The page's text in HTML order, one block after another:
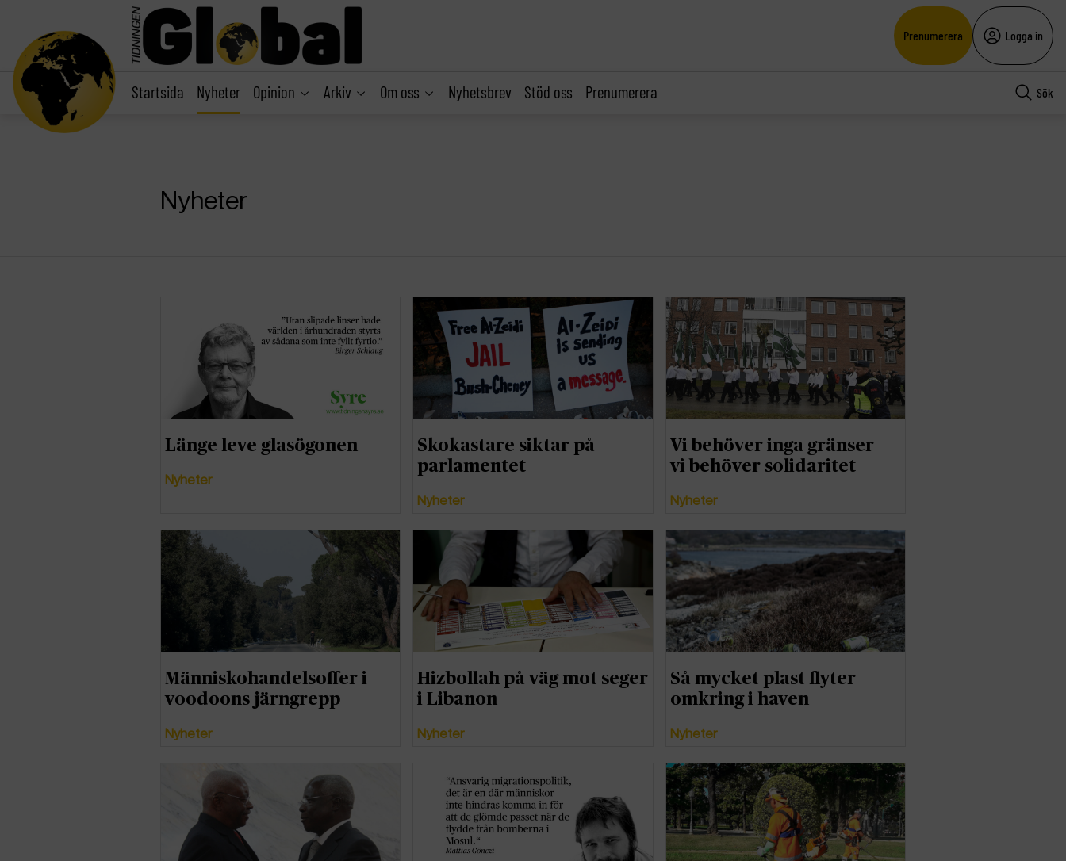
Prenumerera Logga in
Startsida Nyheter Opinion Arkiv Om oss Nyhetsbrev Stöd oss Prenumerera Sök
Nyheter
Länge leve glasögonen
Nyheter
Skokastare siktar på
parlamentet
Nyheter
Vi behöver inga gränser –
vi behöver solidaritet
Nyheter
Människohandelsoffer i
voodoons järngrepp
Nyheter
Hizbollah på väg mot seger
i Libanon
Nyheter
Så mycket plast flyter
omkring i haven
Nyheter